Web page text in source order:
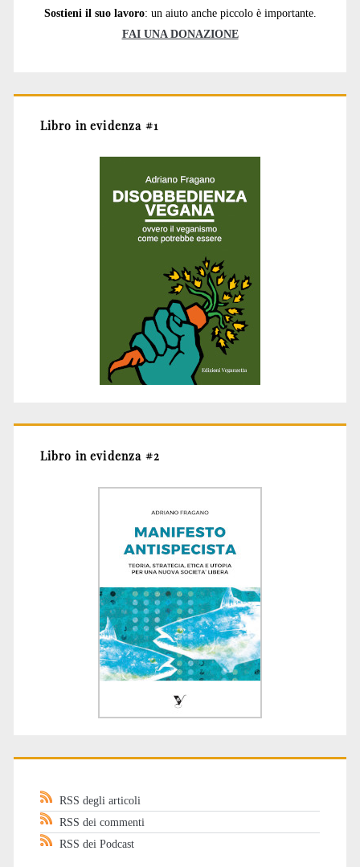
Sostieni il suo lavoro: un aiuto anche piccolo è importante.
FAI UNA DONAZIONE
Libro in evidenza #1
Libro in evidenza #2
RSS degli articoli
RSS dei commenti
RSS dei Podcast